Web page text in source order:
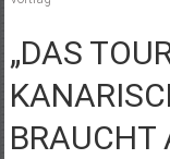
„DAS
BRAUCHT